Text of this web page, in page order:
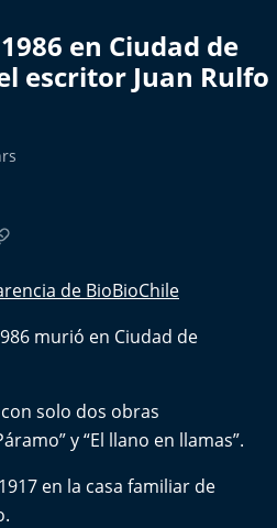
en Ciudad de
escritor Juan Rulfo
de BioBioChile
murió en Ciudad de
solo dos obras
y “El llano en llamas”.
en la casa familiar de